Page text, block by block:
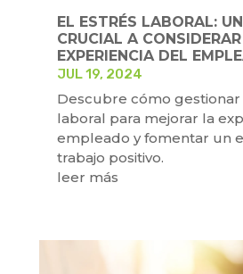
EL ESTRÉS LABORAL:
CRUCIAL A
EXPERIENCIA DEL
JUL 19, 2024
Descubre cómo
laboral para mejorar la
empleado y fomentar un
trabajo positivo.
leer más